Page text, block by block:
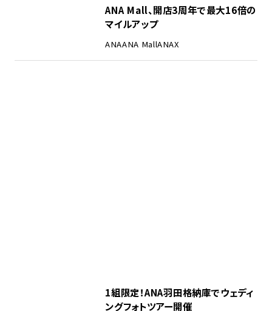
ANA Mall、開店3周年で最大16倍の
マイルアップ
ANAANA MallANAX
1組限定！ANA羽田格納庫でウェディ
ングフォトツアー開催